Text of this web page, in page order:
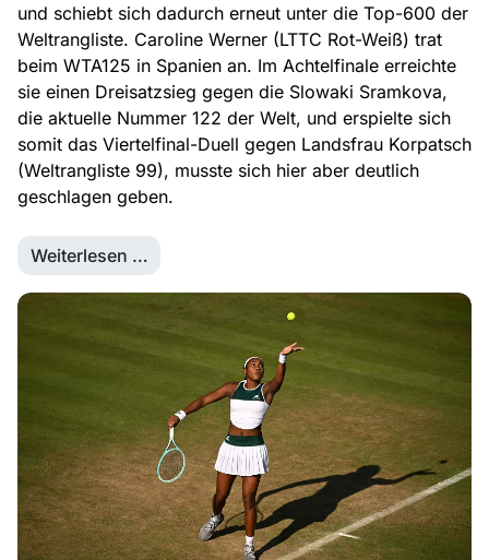
und schiebt sich dadurch erneut unter die Top-600 der
Weltrangliste. Caroline Werner (LTTC Rot-Weiß) trat
beim WTA125 in Spanien an. Im Achtelfinale erreichte
sie einen Dreisatzsieg gegen die Slowaki Sramkova,
die aktuelle Nummer 122 der Welt, und erspielte sich
somit das Viertelfinal-Duell gegen Landsfrau Korpatsch
(Weltrangliste 99), musste sich hier aber deutlich
geschlagen geben.
Weiterlesen …